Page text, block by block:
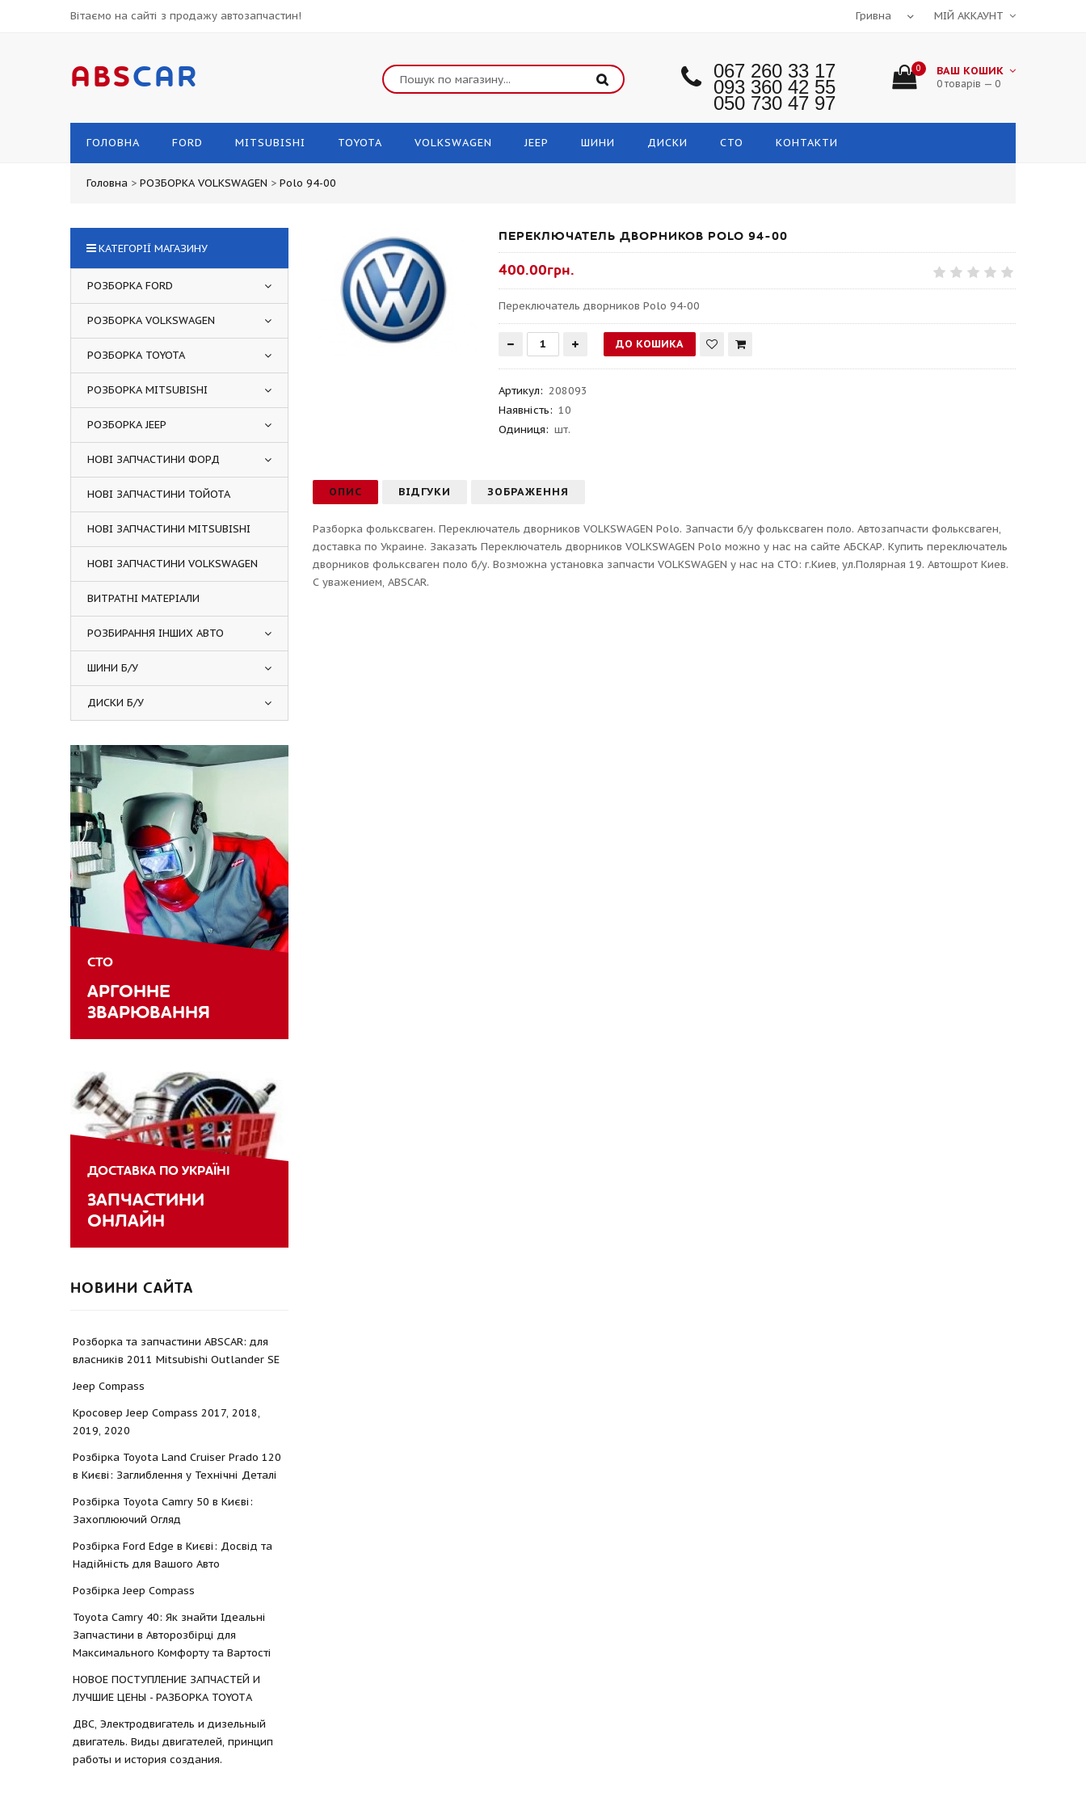
Вітаємо на сайті з продажу автозапчастин! МІЙ АККАУНТ
ABSCAR 067 260 33 17
093 360 42 55
050 730 47 97
0 ВАШ КОШИК
0 товарів — 0
ГОЛОВНА FORD MITSUBISHI TOYOTA VOLKSWAGEN JEEP ШИНИ ДИСКИ СТО КОНТАКТИ
Головна > РОЗБОРКА VOLKSWAGEN > Polo 94-00
ПЕРЕКЛЮЧАТЕЛЬ ДВОРНИКОВ POLO 94-00
400.00грн.
Переключатель дворников Polo 94-00
Артикул: 208093
Наявність: 10
Одиниця: шт.
ОПИС ВІДГУКИ ЗОБРАЖЕННЯ
Разборка фольксваген. Переключатель дворников VOLKSWAGEN Polo. Запчасти б/у фольксваген поло. Автозапчасти фольксваген,
доставка по Украине. Заказать Переключатель дворников VOLKSWAGEN Polo можно у нас на сайте АБСКАР. Купить переключатель
дворников фольксваген поло б/у. Возможна установка запчасти VOLKSWAGEN у нас на СТО: г.Киев, ул.Полярная 19. Автошрот Киев.
С уважением, ABSCAR.
КАТЕГОРІЇ МАГАЗИНУ
РОЗБОРКА FORD
РОЗБОРКА VOLKSWAGEN
РОЗБОРКА TOYOTA
РОЗБОРКА MITSUBISHI
РОЗБОРКА JEEP
НОВІ ЗАПЧАСТИНИ ФОРД
НОВІ ЗАПЧАСТИНИ ТОЙОТА
НОВІ ЗАПЧАСТИНИ MITSUBISHI
НОВІ ЗАПЧАСТИНИ VOLKSWAGEN
ВИТРАТНІ МАТЕРІАЛИ
РОЗБИРАННЯ ІНШИХ АВТО
ШИНИ Б/У
ДИСКИ Б/У
СТО
АРГОННЕ
ЗВАРЮВАННЯ
ДОСТАВКА ПО УКРАЇНІ
ЗАПЧАСТИНИ
ОНЛАЙН
НОВИНИ САЙТА
Розборка та запчастини ABSCAR: для
власників 2011 Mitsubishi Outlander SE
Jeep Compass
Кросовер Jeep Compass 2017, 2018,
2019, 2020
Розбірка Toyota Land Cruiser Prado 120
в Києві: Заглиблення у Технічні Деталі
Розбірка Toyota Camry 50 в Києві:
Захоплюючий Огляд
Розбірка Ford Edge в Києві: Досвід та
Надійність для Вашого Авто
Розбірка Jeep Compass
Toyota Camry 40: Як знайти Ідеальні
Запчастини в Авторозбірці для
Максимального Комфорту та Вартості
НОВОЕ ПОСТУПЛЕНИЕ ЗАПЧАСТЕЙ И
ЛУЧШИЕ ЦЕНЫ - РАЗБОРКА TOYOTА
ДВС, Электродвигатель и дизельный
двигатель. Виды двигателей, принцип
работы и история создания.